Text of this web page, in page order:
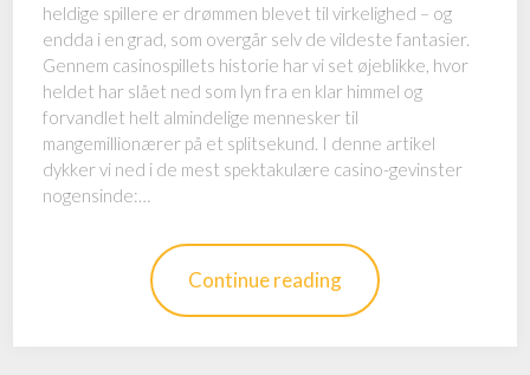
heldige spillere er drømmen blevet til virkelighed – og
endda i en grad, som overgår selv de vildeste fantasier.
Gennem casinospillets historie har vi set øjeblikke, hvor
heldet har slået ned som lyn fra en klar himmel og
forvandlet helt almindelige mennesker til
mangemillionærer på et splitsekund. I denne artikel
dykker vi ned i de mest spektakulære casino-gevinster
nogensinde:…
Continue reading